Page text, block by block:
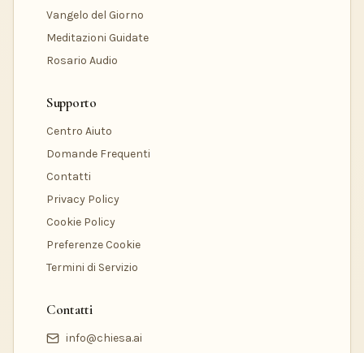
Vangelo del Giorno
Meditazioni Guidate
Rosario Audio
Supporto
Centro Aiuto
Domande Frequenti
Contatti
Privacy Policy
Cookie Policy
Preferenze Cookie
Termini di Servizio
Contatti
info@chiesa.ai